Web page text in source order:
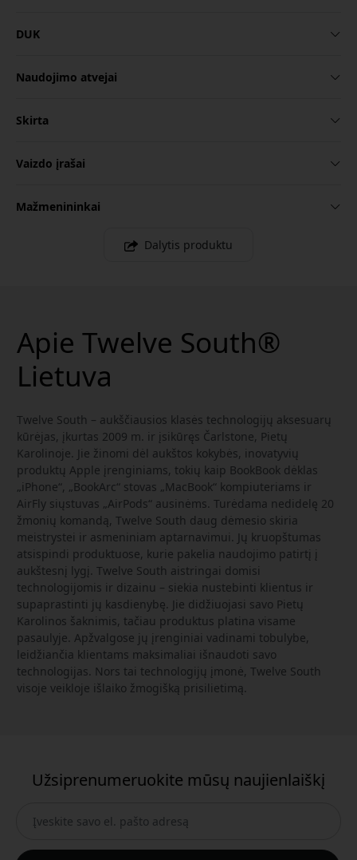
DUK
Naudojimo atvejai
Skirta
Vaizdo įrašai
Mažmenininkai
Dalytis produktu
Apie Twelve South®
Lietuva
Twelve South – aukščiausios klasės technologijų aksesuarų
kūrėjas, įkurtas 2009 m. ir įsikūręs Čarlstone, Pietų
Karolinoje. Jie žinomi dėl aukštos kokybės, inovatyvių
produktų Apple įrenginiams, tokių kaip BookBook dėklas
„iPhone“, „BookArc“ stovas „MacBook“ kompiuteriams ir
AirFly siųstuvas „AirPods“ ausinėms. Turėdama nedidelę 20
žmonių komandą, Twelve South daug dėmesio skiria
meistrystei ir asmeniniam aptarnavimui. Jų kruopštumas
atsispindi produktuose, kurie pakelia naudojimo patirtį į
aukštesnį lygį. Twelve South aistringai domisi
technologijomis ir dizainu – siekia nustebinti klientus ir
supaprastinti jų kasdienybę. Jie didžiuojasi savo Pietų
Karolinos šaknimis, tačiau produktus platina visame
pasaulyje. Apžvalgose jų įrenginiai vadinami tobulybe,
leidžiančia klientams maksimaliai išnaudoti savo
technologijas. Nors tai technologijų įmonė, Twelve South
visoje veikloje išlaiko žmogišką prisilietimą.
Užsiprenumeruokite mūsų naujienlaiškį